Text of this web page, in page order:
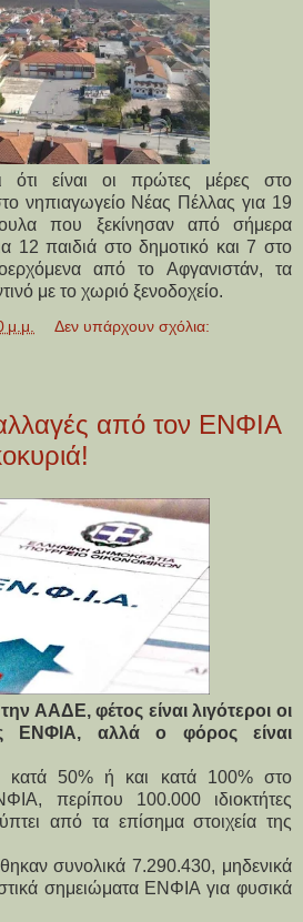
ότι είναι οι πρώτες μέρες στο
νηπιαγωγείο Νέας Πέλλας για 19
που ξεκίνησαν από σήμερα
12 παιδιά στο δημοτικό και 7 στο
από το Αφγανιστάν, τα
με το χωριό ξενοδοχείο.
μ.μ. Δεν υπάρχουν σχόλια:
από τον ΕΝΦΙΑ
ΑΑΔΕ, φέτος είναι λιγότεροι οι
ΕΝΦΙΑ, αλλά ο φόρος είναι
50% ή και κατά 100% στο
περίπου 100.000 ιδιοκτήτες
από τα επίσημα στοιχεία της
συνολικά7.290.430, μηδενικά
σημειώματα ΕΝΦΙΑ για φυσικά